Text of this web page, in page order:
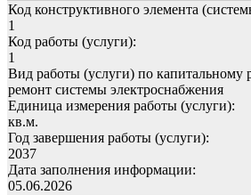
Код конструктивного элемента
1
Код работы (услуги):
1
Вид работы (услуги) по капитальному
ремонт системы электроснабжения
Единица измерения работы (услуги):
кв.м.
Год завершения работы (услуги):
2037
Дата заполнения информации:
05.06.2026